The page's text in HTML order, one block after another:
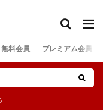
無料会員 プレミアム会員